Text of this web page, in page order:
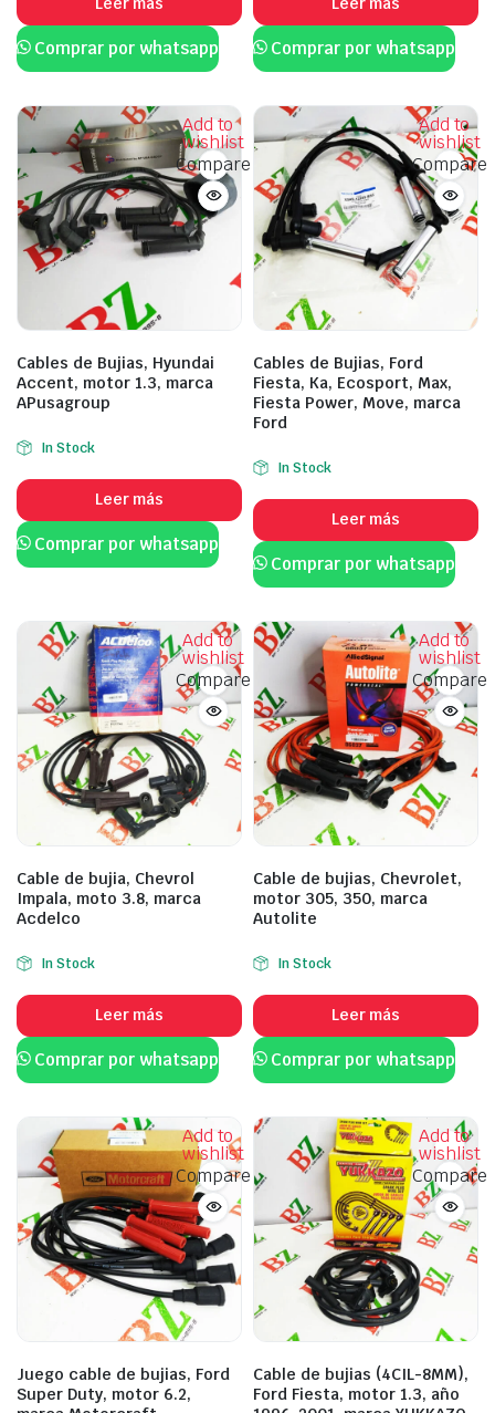
Comprar por whatsapp Comprar por whatsapp
Add to
wishlist
Compare
Cables de Bujias, Hyundai
Accent, motor 1.3, marca
APusagroup
In Stock
Leer más
Comprar por whatsapp
Add to
wishlist
Compare
Cables de Bujias, Ford
Fiesta, Ka, Ecosport, Max,
Fiesta Power, Move, marca
Ford
In Stock
Leer más
Comprar por whatsapp
Add to
wishlist
Compare
Cable de bujia, Chevrol
Impala, moto 3.8, marca
Acdelco
In Stock
Leer más
Comprar por whatsapp
Add to
wishlist
Compare
Cable de bujias, Chevrolet,
motor 305, 350, marca
Autolite
In Stock
Leer más
Comprar por whatsapp
Add to
wishlist
Compare
Juego cable de bujias, Ford
Super Duty, motor 6.2,
Add to
wishlist
Compare
Cable de bujias (4CIL-8MM),
Ford Fiesta, motor 1.3, año